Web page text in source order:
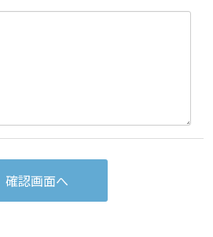
確認画面へ